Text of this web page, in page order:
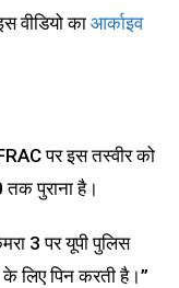
वीडियो का आर्काइव
पर इस तस्वीर को
तक पुराना है।
3 पर यूपी पुलिस
लिए पिन करती है।”